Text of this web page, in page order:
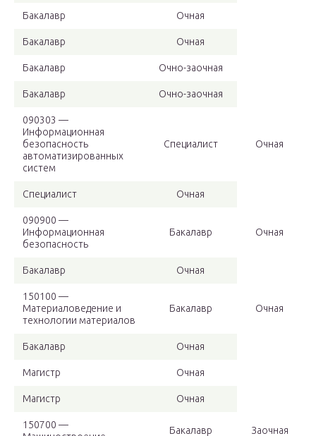
Бакалавр Очная
Бакалавр Очная
Бакалавр Очно-заочная
Бакалавр Очно-заочная
090303 —
Информационная
безопасность
автоматизированных
систем
Специалист Очная
Специалист Очная
090900 —
Информационная
безопасность
Бакалавр Очная
Бакалавр Очная
150100 —
Материаловедение и
технологии материалов
Бакалавр Очная
Бакалавр Очная
Магистр Очная
Магистр Очная
150700 —
Бакалавр Заочная